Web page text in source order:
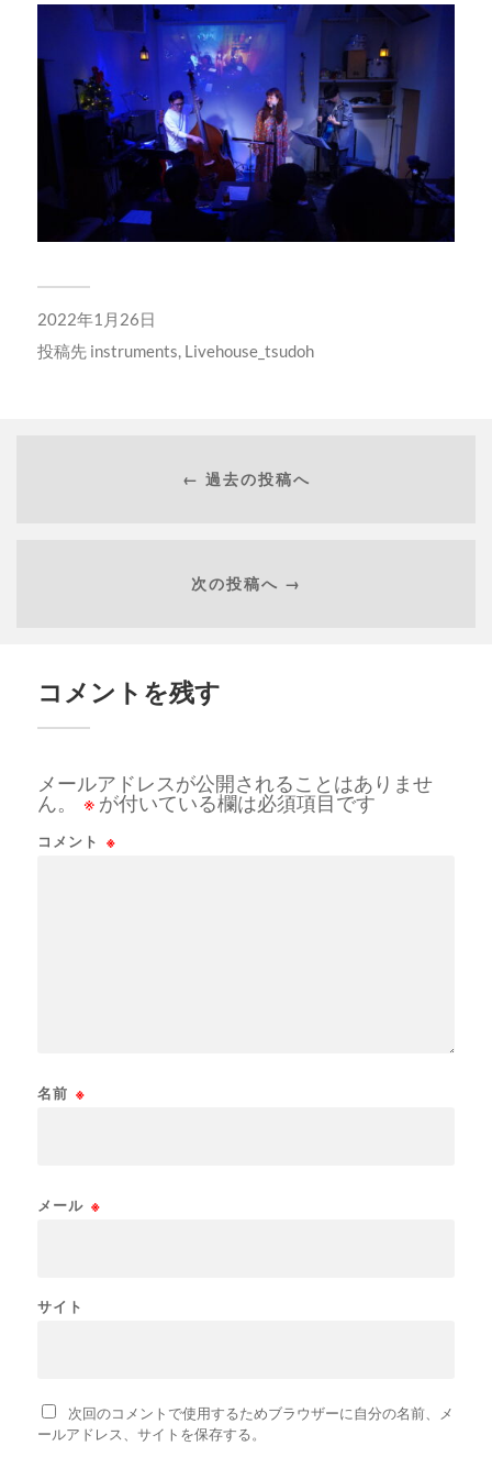
2022年1月26日
投稿先 instruments, Livehouse_tsudoh
← 過去の投稿へ
次の投稿へ →
コメントを残す
メールアドレスが公開されることはありませ
ん。
※ が付いている欄は必須項目です
コメント ※
名前 ※
メール ※
サイト
次回のコメントで使用するためブラウザーに自分の名前、メ
ールアドレス、サイトを保存する。